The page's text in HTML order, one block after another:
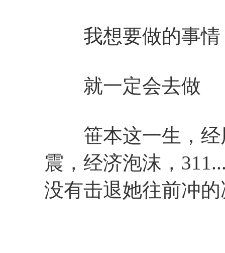
我想要做的事情
就一定会去做
笹本这一生，经
震，经济泡沫，
没有击退她往前冲